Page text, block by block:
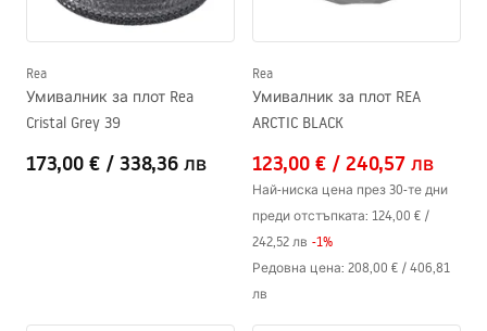
Rea
Умивалник за плот Rea
Cristal Grey 39
173,00 € / 338,36 лв
Rea
Умивалник за плот REA
ARCTIC BLACK
123,00 € / 240,57 лв
Най-ниска цена през 30-те дни
преди отстъпката: 124,00 € /
242,52 лв -1%
Редовна цена: 208,00 € / 406,81
лв